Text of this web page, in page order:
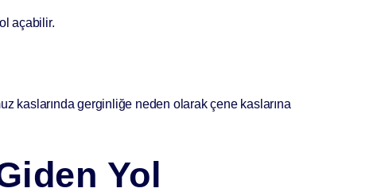
açabilir.
kaslarında gerginliğe neden olarak çene kaslarına
Yol